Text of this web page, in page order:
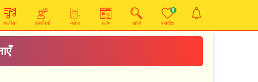
चालीसा कहानियाँ मेसेज ब्लॉग खोजें
0
पसंदीदा